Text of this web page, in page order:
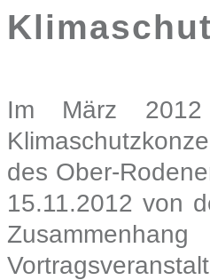
Im März
des Ober-
15.11.2012 von